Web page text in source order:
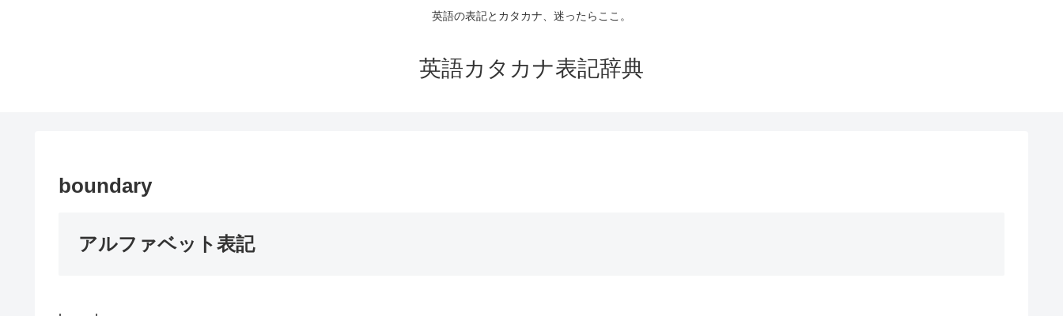
英語の表記とカタカナ、迷ったらここ。
英語カタカナ表記辞典
boundary
アルファベット表記